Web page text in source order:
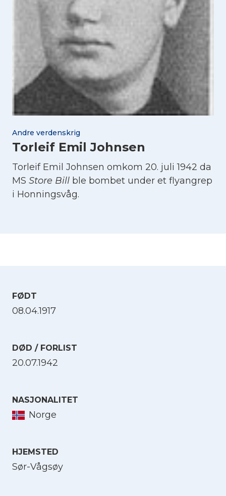
Andre verdenskrig
Torleif Emil Johnsen
Torleif Emil Johnsen omkom 20. juli 1942 da
MS Store Bill ble bombet under et flyangrep
i Honningsvåg.
FØDT
08.04.1917
DØD / FORLIST
20.07.1942
NASJONALITET
Norge
HJEMSTED
Sør-Vågsøy
Velg språk